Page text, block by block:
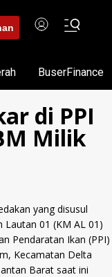
BuserFinance
di PPI
Milik
yang disusul
Lautan 01 (KM AL 01)
Pendaratan Ikan (PPI)
Kecamatan Delta
Barat saat ini